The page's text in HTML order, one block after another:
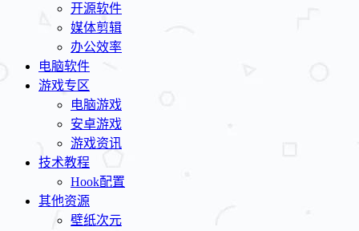
开源软件
媒体剪辑
办公效率
电脑软件
游戏专区
电脑游戏
安卓游戏
游戏资讯
技术教程
Hook配置
其他资源
壁纸次元